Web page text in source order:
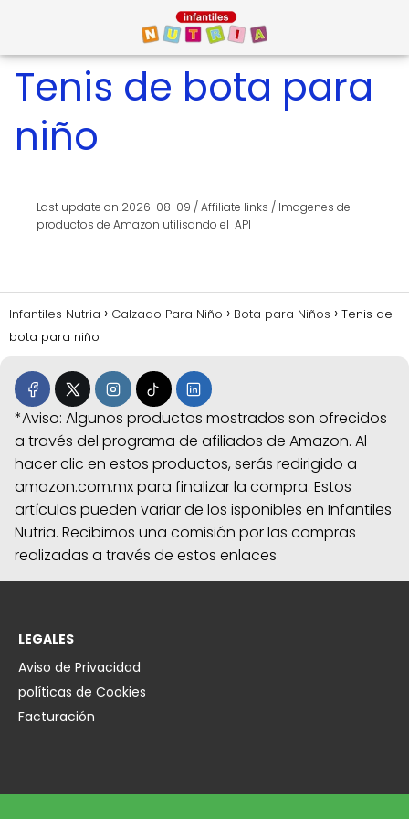
Tenis de bota para
niño
Last update on 2026-08-09 / Affiliate links / Imagenes de
productos de Amazon utilisando el API
Infantiles Nutria Calzado Para Niño Bota para Niños
Tenis de
bota para niño
*Aviso: Algunos productos mostrados son ofrecidos
a través del programa de afiliados de Amazon. Al
hacer clic en estos productos, serás redirigido a
amazon.com.mx para finalizar la compra. Estos
artículos pueden variar de los isponibles en Infantiles
Nutria. Recibimos una comisión por las compras
realizadas a través de estos enlaces
LEGALES
Aviso de Privacidad
políticas de Cookies
Facturación